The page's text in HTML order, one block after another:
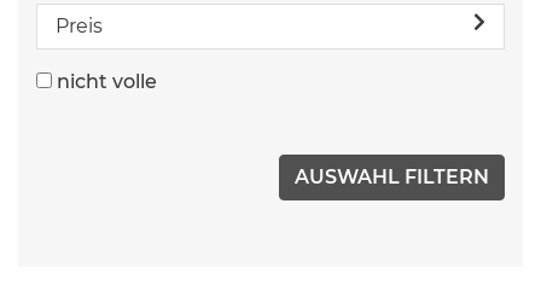
Preis
nicht volle